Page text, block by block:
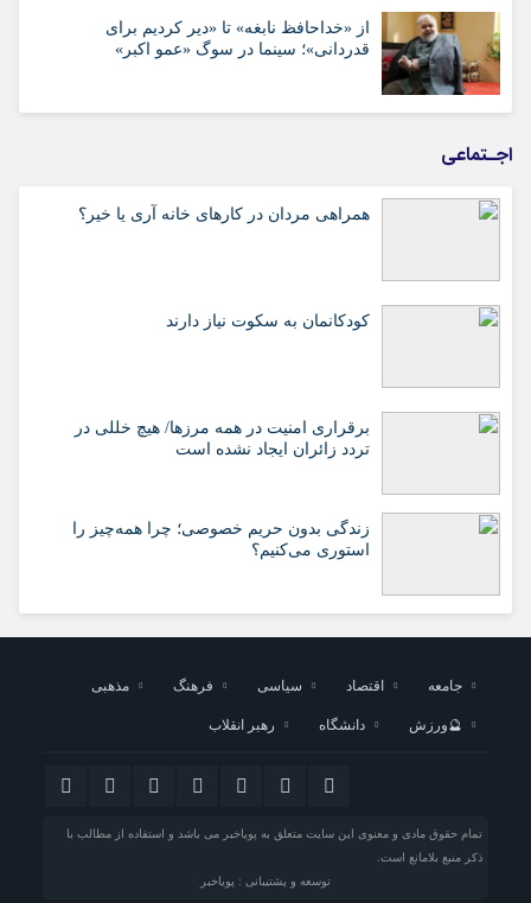
از «خداحافظ نابغه» تا «دیر کردیم برای
قدردانی»؛ سینما در سوگ «عمو اکبر»
اجـتماعی
همراهی مردان در کارهای خانه آری یا خیر؟
کودکانمان به سکوت نیاز دارند
برقراری امنیت در همه مرزها/ هیچ‌ خللی در
تردد زائران ایجاد نشده است
زندگی بدون حریم خصوصی؛ چرا همه‌چیز را
استوری می‌کنیم؟
جامعه اقتصاد سیاسی فرهنگ مذهبی
🔮ورزش دانشگاه رهبر انقلاب
تمام حقوق مادی و معنوی این سایت متعلق به پویاخبر می باشد و استفاده از مطالب با
ذکر منبع بلامانع است.
توسعه و پشتیبانی : پویاخبر